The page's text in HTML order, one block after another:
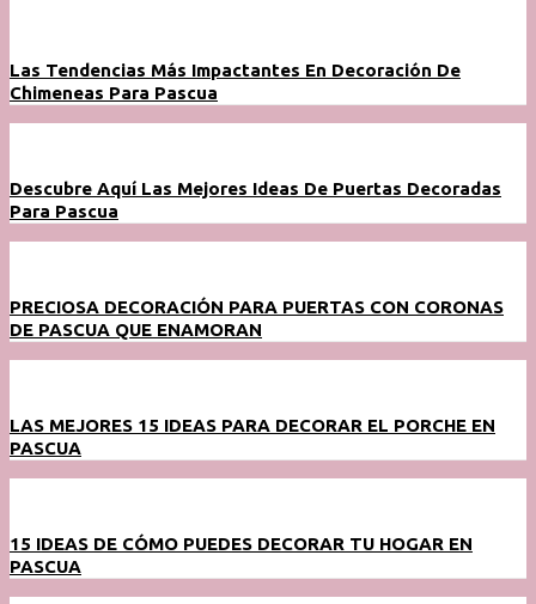
Las Tendencias Más Impactantes En Decoración De
Chimeneas Para Pascua
Descubre Aquí Las Mejores Ideas De Puertas Decoradas
Para Pascua
PRECIOSA DECORACIÓN PARA PUERTAS CON CORONAS
DE PASCUA QUE ENAMORAN
LAS MEJORES 15 IDEAS PARA DECORAR EL PORCHE EN
PASCUA
15 IDEAS DE CÓMO PUEDES DECORAR TU HOGAR EN
PASCUA